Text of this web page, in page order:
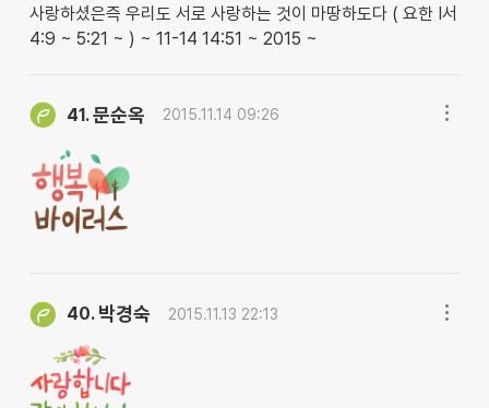
사랑하셨은즉 우리도 서로 사랑하는 것이 마땅하도다 ( 요한 I서
4:9 ~ 5:21 ~ ) ~ 11-14 14:51 ~ 2015 ~
41.문순옥 2015.11.14 09:26
40. 박경숙 2015.11.13 22:13